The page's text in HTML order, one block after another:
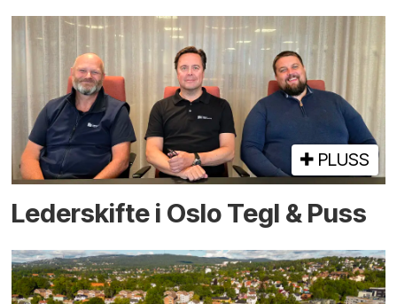
PLUSS
Lederskifte i Oslo Tegl & Puss